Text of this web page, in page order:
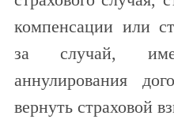
компенсации или
за случай,
аннулирования
вернуть страховой